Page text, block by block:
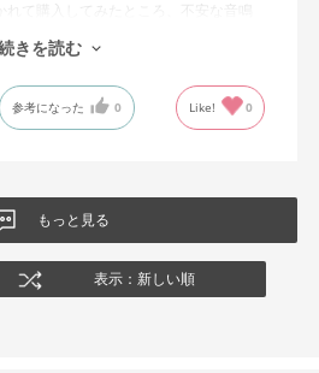
れて購入してみたところ、不安な音鳴
時と立つ時はカッチョンと音がする。
子が倒れないように立ち上がると水平
るためのデスクで使用しているためお
な座面が嬉しい。
きを読む
参考になった 0 Like! 0
もっと見る
表示：新しい順